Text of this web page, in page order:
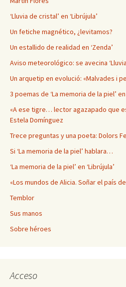
‘Lluvia de cristal’ en ‘Librújula’
Un fetiche magnético, ¿levitamos?
Un estallido de realidad en ‘Zenda’
Aviso meteorológico: se avecina
Un arquetip en evolució: «Malvades i
3 poemas de ‘La memoria de la piel’ en
«A ese tigre… lector agazapado que
Estela Domínguez
Trece preguntas y una poeta: Dolors
Si ‘La memoria de la piel’ hablara…
‘La memoria de la piel’ en ‘Librújula’
«Los mundos de Alicia. Soñar el país
Temblor
Sus manos
Sobre héroes
Acceso